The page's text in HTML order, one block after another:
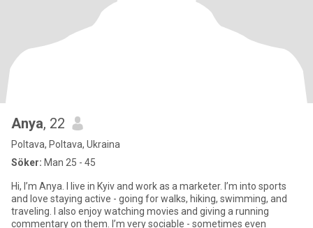
Anya, 22
Poltava, Poltava, Ukraina
Söker: Man 25 - 45
Hi, I’m Anya. I live in Kyiv and work as a marketer. I’m into sports
and love staying active - going for walks, hiking, swimming, and
traveling. I also enjoy watching movies and giving a running
commentary on them. I’m very sociable - sometimes even